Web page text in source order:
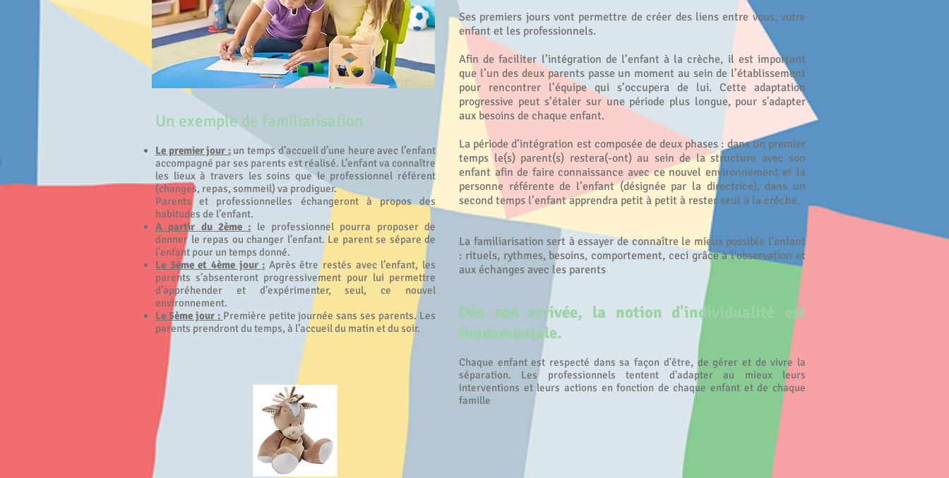
Un exemple de familiarisation
Le premier jour :un temps d’accueil d’une heure avec l’enfant
accompagné par ses parents est réalisé. L’enfant va connaître
les lieux à travers les soins que le professionnel référent
(changes, repas, sommeil) va prodiguer.
Parents et professionnelles échangeront à propos des
habitudes de l’enfant.
A partir du 2ème : le professionnel pourra proposer de
donner le repas ou changer l’enfant. Le parent se sépare de
l'enfant pour un temps donné.
Le 3ème et 4ème jour : Après être restés avec l’enfant, les
parents s’absenteront progressivement pour lui permettre
d’appréhender et d’expérimenter, seul, ce nouvel
environnement.
Le 5ème jour : Première petite journée sans ses parents. Les
parents prendront du temps, à l’accueil du matin et du soir.
Ses premiers jours vont permettre de créer des liens entre vous, votre
enfant et les professionnels.
Afin de faciliter l’intégration de l’enfant à la crèche, il est important
que l’un des deux parents passe un moment au sein de l’établissement
pour rencontrer l’équipe qui s’occupera de lui. Cette adaptation
progressive peut s’étaler sur une période plus longue, pour s'adapter
aux besoins de chaque enfant.
La période d’intégration est composée de deux phases : dans un premier
temps le(s) parent(s) restera(-ont) au sein de la structure avec son
enfant afin de faire connaissance avec ce nouvel environnement et la
personne référente de l’enfant (désignée par la directrice), dans un
second temps l’enfant apprendra petit à petit à rester seul à la crèche.
La familiarisation sert à essayer de connaître le mieux possible l'enfant
: rituels, rythmes, besoins, comportement, ceci grâce à l'observation et
aux échanges avec les parents
Dès son arrivée, la notion d'individualité est
fondamentale.
Chaque enfant est respecté dans sa façon d'être, de gérer et de vivre la
séparation. Les professionnels tentent d'adapter au mieux leurs
interventions et leurs actions en fonction de chaque enfant et de chaque
famille